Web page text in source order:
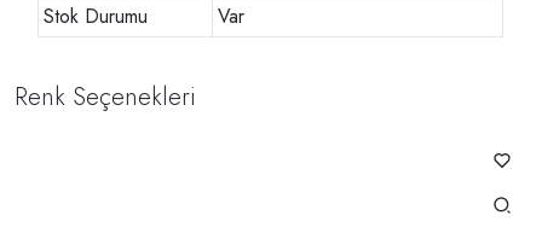
Stok Durumu
Var
Renk Seçenekleri